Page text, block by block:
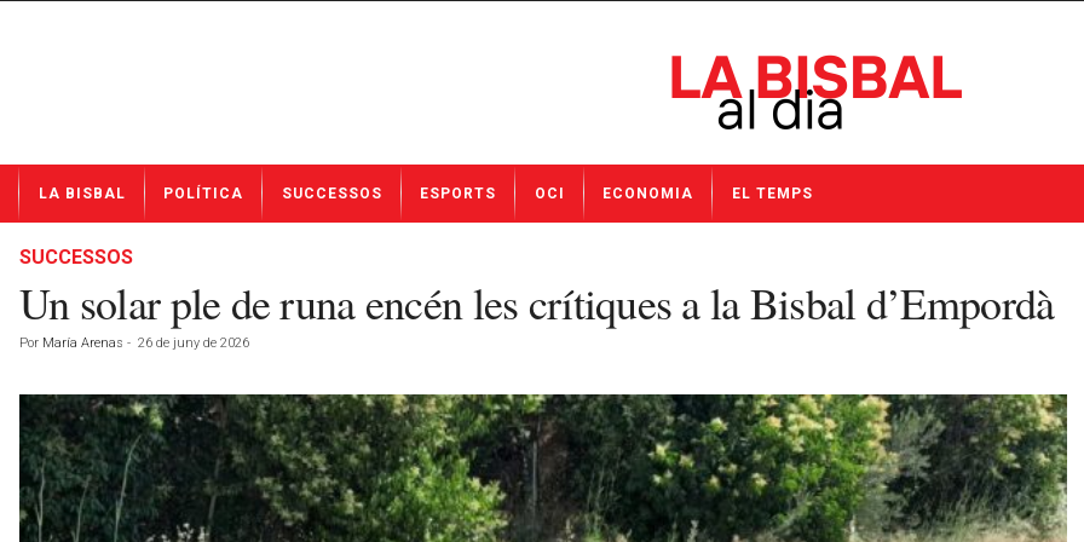
t
LA BISBAL POLÍTICA SUCCESSOS ESPORTS OCI ECONOMIA EL TEMPS
SUCCESSOS
Un solar ple de runa encén les crítiques a la Bisbal d’Empordà
Por María Arenas - 26 de juny de 2026